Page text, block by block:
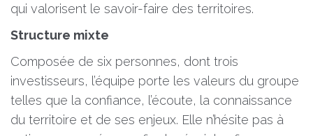
qui valorisent le savoir-faire des territoires.
Structure mixte
Composée de six personnes, dont trois
investisseurs, l’équipe porte les valeurs du groupe
telles que la confiance, l’écoute, la connaissance
du territoire et de ses enjeux. Elle n’hésite pas à